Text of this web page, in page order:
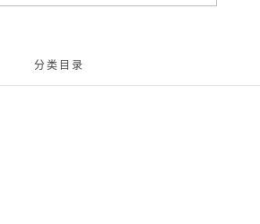
分类目录